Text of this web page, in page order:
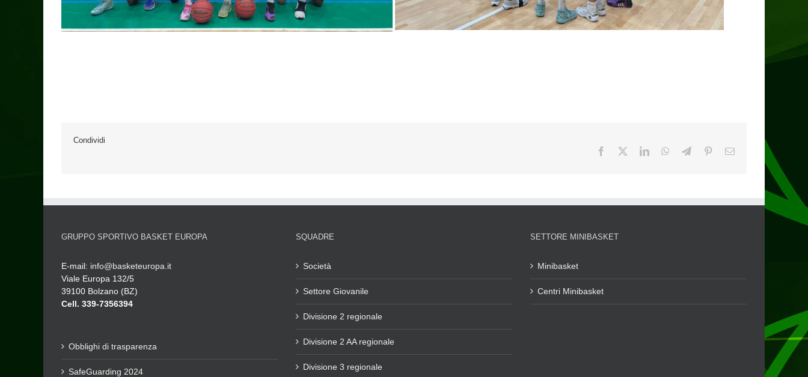
Condividi
GRUPPO SPORTIVO BASKET EUROPA
E-mail: info@basketeuropa.it
Viale Europa 132/5
39100 Bolzano (BZ)
Cell. 339-7356394
Obblighi di trasparenza
SafeGuarding 2024
SQUADRE
Società
Settore Giovanile
Divisione 2 regionale
Divisione 2 AA regionale
Divisione 3 regionale
SETTORE MINIBASKET
Minibasket
Centri Minibasket